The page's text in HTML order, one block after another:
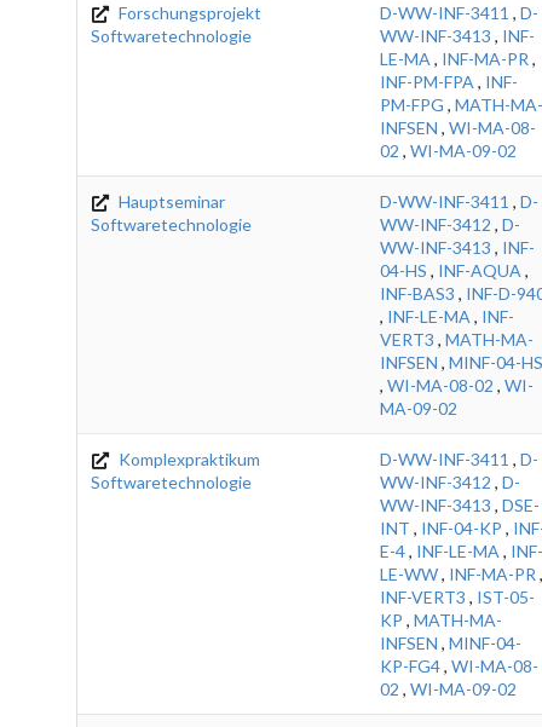
Forschungsprojekt
Softwaretechnologie
D-WW-INF-3411 , D-
WW-INF-3413 , INF-
LE-MA , INF-MA-PR ,
INF-PM-FPA , INF-
PM-FPG , MATH-MA-
INFSEN , WI-MA-08-
02 , WI-MA-09-02
Hauptseminar
Softwaretechnologie
D-WW-INF-3411 , D-
WW-INF-3412 , D-
WW-INF-3413 , INF-
04-HS , INF-AQUA ,
INF-BAS3 , INF-D-
, INF-LE-MA , INF-
VERT3 , MATH-MA-
INFSEN , MINF-04-HS
, WI-MA-08-02 , WI-
MA-09-02
Komplexpraktikum
Softwaretechnologie
D-WW-INF-3411 , D-
WW-INF-3412 , D-
WW-INF-3413 , DSE-
INT , INF-04-KP ,
E-4, INF-LE-MA , INF-
LE-WW, INF-MA-PR ,
INF-VERT3 , IST-05-
KP , MATH-MA-
INFSEN , MINF-04-
KP-FG4, WI-MA-08-
02 , WI-MA-09-02